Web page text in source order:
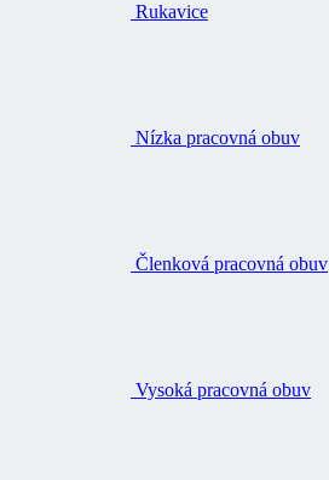
Rukavice
Nízka pracovná obuv
Členková pracovná obuv
Vysoká pracovná obuv